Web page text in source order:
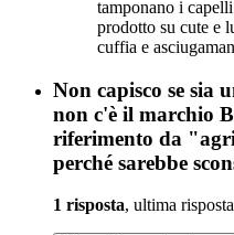
tamponano i
prodotto su cute e
cuffia e
Non capisco se sia
non c'è il marchio
riferimento da
perché sarebbe
1 risposta, ultima